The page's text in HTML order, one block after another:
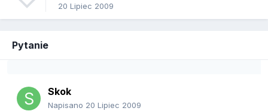
20 Lipiec 2009
Pytanie
Skok
Napisano 20 Lipiec 2009